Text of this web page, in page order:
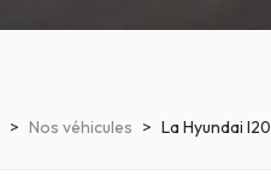
> Nos véhicules > La Hyundai I20